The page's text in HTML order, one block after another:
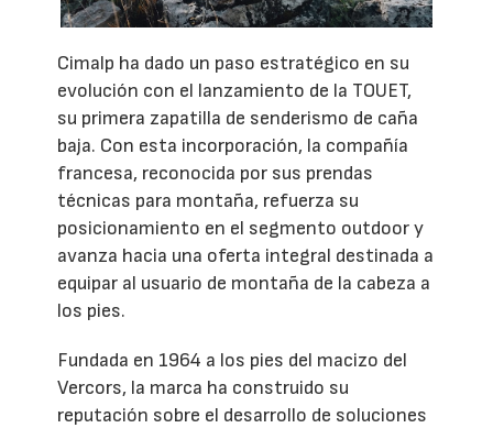
Cimalp ha dado un paso estratégico en su
evolución con el lanzamiento de la TOUET,
su primera zapatilla de senderismo de caña
baja. Con esta incorporación, la compañía
francesa, reconocida por sus prendas
técnicas para montaña, refuerza su
posicionamiento en el segmento outdoor y
avanza hacia una oferta integral destinada a
equipar al usuario de montaña de la cabeza a
los pies.
Fundada en 1964 a los pies del macizo del
Vercors, la marca ha construido su
reputación sobre el desarrollo de soluciones